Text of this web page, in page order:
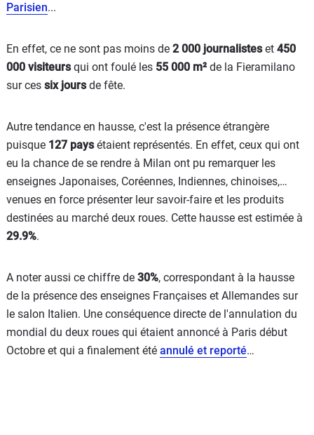
Parisien...
En effet, ce ne sont pas moins de 2 000 journalisteset 450
000 visiteursqui ont foulé les 55 000 m² de la Fieramilano
sur ces six joursde fête.
Autre tendance en hausse, c'est la présence étrangère
puisque 127 paysétaient représentés. En effet, ceux qui ont
eu la chance de se rendre à Milan ont pu remarquer les
enseignes Japonaises, Coréennes, Indiennes, chinoises,…
venues en force présenter leur savoir-faire et les produits
destinées au marché deux roues. Cette hausse est estimée à
29.9%.
A noter aussi ce chiffre de 30%, correspondant à la hausse
de la présence des enseignes Françaises et Allemandes sur
le salon Italien. Une conséquence directe de l'annulation du
mondial du deux roues qui étaient annoncé à Paris début
Octobre et qui a finalement été annulé et reporté…